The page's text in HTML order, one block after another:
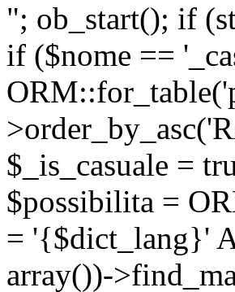
"; ob_start(); if
if ($nome ==
$_is_casuale =
$possibilita =
= '{$dict_lang}'
array())-